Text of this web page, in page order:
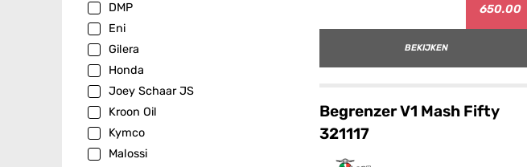
DMP
Eni
Gilera
Honda
Joey Schaar JS
Kroon Oil
Kymco
Malossi
650.00
BEKIJKEN
Begrenzer V1 Mash Fifty
321117